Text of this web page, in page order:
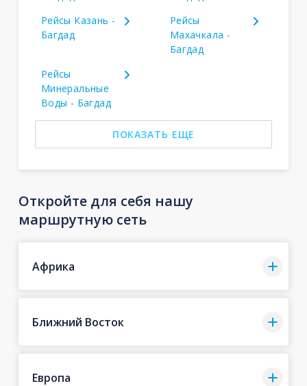
Рейсы Казань -
Багдад
Рейсы
Махачкала -
Багдад
Рейсы
Минеральные
Воды - Багдад
ПОКАЗАТЬ ЕЩЕ
Откройте для себя нашу
маршрутную сеть
Африка
Ближний Восток
Европа